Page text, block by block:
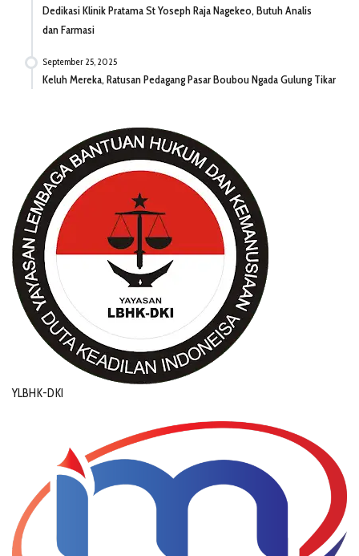
Dedikasi Klinik Pratama St Yoseph Raja Nagekeo, Butuh Analis
dan Farmasi
September 25, 2025
Keluh Mereka, Ratusan Pedagang Pasar Boubou Ngada Gulung Tikar
YLBHK-DKI